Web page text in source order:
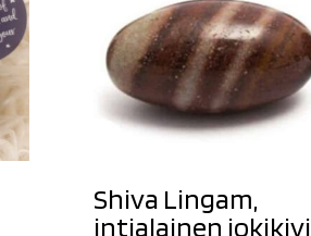
Shiva Lingam,
intialainen jokikivi